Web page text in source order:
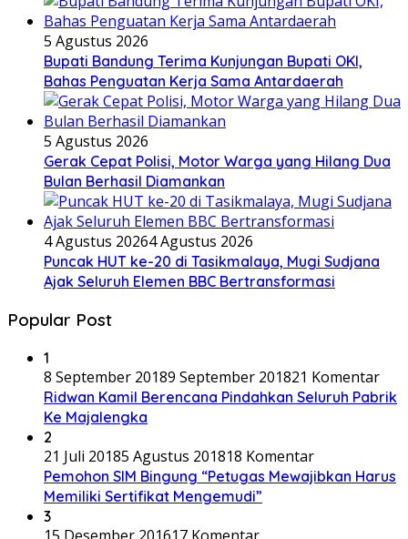
5 Agustus 2026
Bupati Bandung Terima Kunjungan Bupati OKI,
Bahas Penguatan Kerja Sama Antardaerah
5 Agustus 2026
Gerak Cepat Polisi, Motor Warga yang Hilang Dua
Bulan Berhasil Diamankan
4 Agustus 20264 Agustus 2026
Puncak HUT ke-20 di Tasikmalaya, Mugi Sudjana
Ajak Seluruh Elemen BBC Bertransformasi
Popular Post
1
8 September 20189 September 201821 Komentar
Ridwan Kamil Berencana Pindahkan Seluruh Pabrik
Ke Majalengka
2
21 Juli 20185 Agustus 201818 Komentar
Pemohon SIM Bingung “Petugas Mewajibkan Harus
Memiliki Sertifikat Mengemudi”
3